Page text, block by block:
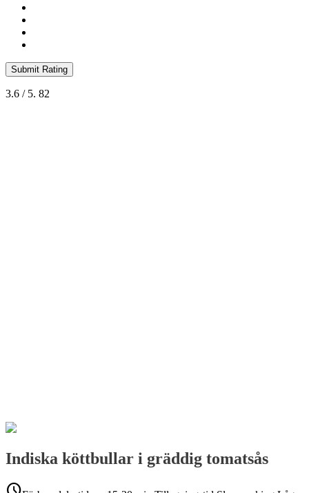
Submit Rating
3.6 / 5. 82
Indiska köttbullar i gräddig tomatsås